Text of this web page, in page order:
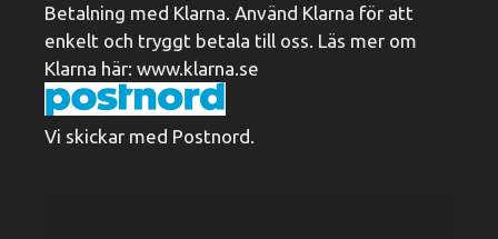
Betalning med Klarna. Använd Klarna för att
enkelt och tryggt betala till oss. Läs mer om
Klarna här: www.klarna.se
Vi skickar med Postnord.